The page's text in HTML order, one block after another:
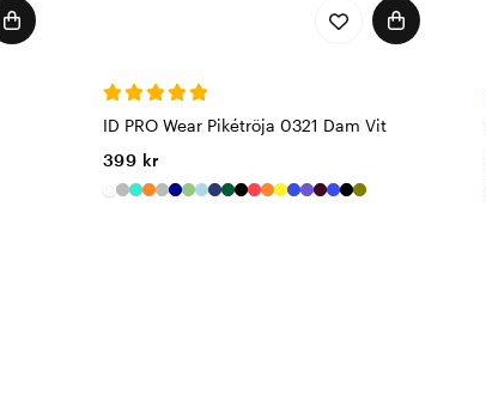
ID PRO Wear Pikétröja 0321 Dam Vit
399 kr